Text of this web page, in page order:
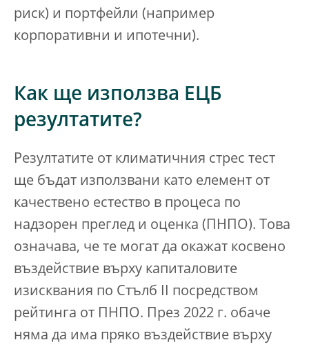
риск) и портфейли (например
корпоративни и ипотечни).
Как ще използва ЕЦБ
резултатите?
Резултатите от климатичния стрес тест
ще бъдат използвани като елемент от
качествено естество в процеса по
надзорен преглед и оценка (ПНПО). Това
означава, че те могат да окажат косвено
въздействие върху капиталовите
изисквания по Стълб II посредством
рейтинга от ПНПО. През 2022 г. обаче
няма да има пряко въздействие върху